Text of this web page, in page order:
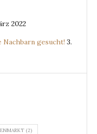
2022
gesucht! 3.
(2)